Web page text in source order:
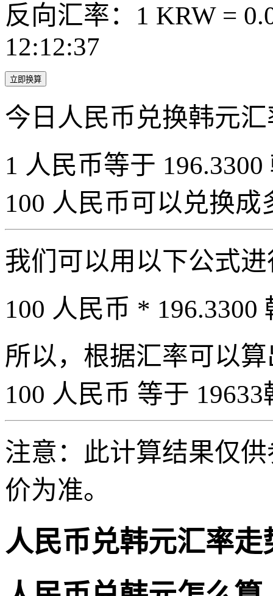
反向汇率：1 KRW =
12:12:37
立即换算
今日人民币兑换韩元
1 人民币等于
100 人民币可以兑换成
我们可以用以下公式
100 人民币 * 196.3300
所以，根据汇率可以
100 人民币 等于
注意：此计算结果仅
价为准。
人民币兑韩元汇率走